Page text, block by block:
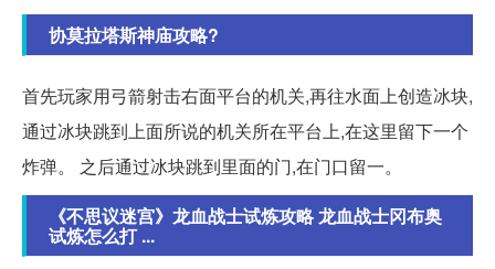
协莫拉塔斯神庙攻略?
首先玩家用弓箭射击右面平台的机关,再往水面上创造冰块,
通过冰块跳到上面所说的机关所在平台上,在这里留下一个
炸弹。 之后通过冰块跳到里面的门,在门口留一。
《不思议迷宫》龙血战士试炼攻略 龙血战士冈布奥
试炼怎么打 ...